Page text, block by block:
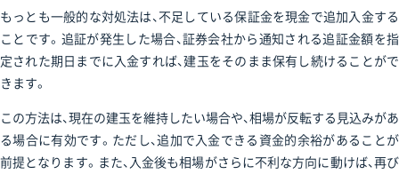
もっとも一般的な対処法は、不足している保証金を現金で追加入金する
ことです。追証が発生した場合、証券会社から通知される追証金額を指
定された期日までに入金すれば、建玉をそのまま保有し続けることがで
きます。
この方法は、現在の建玉を維持したい場合や、相場が反転する見込みがあ
る場合に有効です。ただし、追加で入金できる資金的余裕があることが
前提となります。また、入金後も相場がさらに不利な方向に動けば、再び